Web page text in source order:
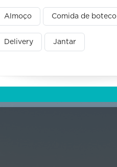
Almoço Comida de boteco
Delivery Jantar